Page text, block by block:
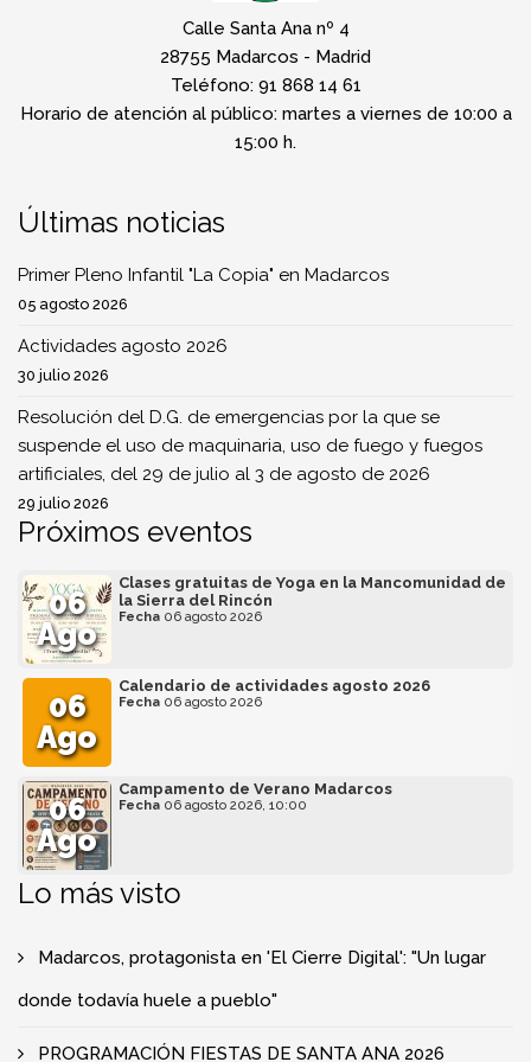
Calle Santa Ana nº 4
28755 Madarcos - Madrid
Teléfono: 91 868 14 61
Horario de atención al público: martes a viernes de 10:00 a
15:00 h.
Últimas noticias
Primer Pleno Infantil "La Copia" en Madarcos
05 agosto 2026
Actividades agosto 2026
30 julio 2026
Resolución del D.G. de emergencias por la que se
suspende el uso de maquinaria, uso de fuego y fuegos
artificiales, del 29 de julio al 3 de agosto de 2026
29 julio 2026
Próximos eventos
06
Ago
Clases gratuitas de Yoga en la Mancomunidad de
la Sierra del Rincón
Fecha 06 agosto 2026
06
Ago
Calendario de actividades agosto 2026
Fecha 06 agosto 2026
06
Ago
Campamento de Verano Madarcos
Fecha 06 agosto 2026, 10:00
Lo más visto
Madarcos, protagonista en 'El Cierre Digital': "Un lugar
donde todavía huele a pueblo"
PROGRAMACIÓN FIESTAS DE SANTA ANA 2026